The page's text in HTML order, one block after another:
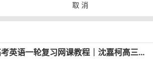
取 消
【视频】2027年高考英语一轮复习网课教程｜沈嘉柯高三英语上学期暑假班视频教程